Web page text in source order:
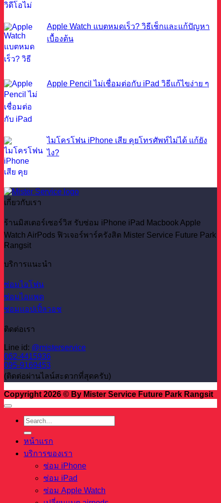
Apple Watch แบตหมดเร็ว? วิธีเช็กและแก้ปัญหา
เบื้องต้น
Apple Pencil ไม่เชื่อมต่อกับ iPad วิธีแก้ไขง่าย ๆ
ไมโครโฟน iPhone เสีย คุยโทรศัพท์ไม่ได้ แก้ยัง
ไง?
เกี่ยวกับเรา
ร้านมิสเตอร์เซอร์วิส รับซ่อม iPhone iPad Macbook Apple
Watch AirPods ฟิวเจอร์พาร์ครังสิต Mister Service Future Park
Rangsit
บริการแนะนำ
ซ่อมไอโฟน
ซ่อมไอแพด
ซ่อมแอปเปิ้ลวอช
ติดต่อเรา
Line id: @misterservice
062-4415936
095-9169453
(ติดต่อผ่านไลน์สะดวกที่สุดครับ)
Copyright 2026 © By Mister Service Future Park Rangsit
หน้าแรก
บริการของเรา
ซ่อม iPhone
ซ่อม iPad
ซ่อม Apple Watch